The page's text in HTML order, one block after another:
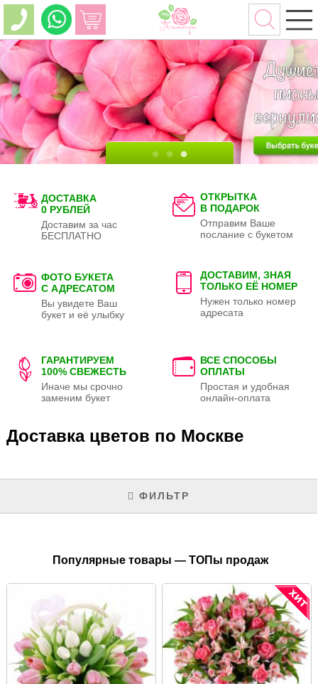
ДОСТАВКА
0 РУБЛЕЙ
Доставим за час
БЕСПЛАТНО
ОТКРЫТКА
В ПОДАРОК
Отправим Ваше
послание с букетом
ФОТО БУКЕТА
С АДРЕСАТОМ
Вы увидете Ваш
букет и её улыбку
ДОСТАВИМ, ЗНАЯ
ТОЛЬКО ЕЁ НОМЕР
Нужен только номер
адресата
ГАРАНТИРУЕМ
100% СВЕЖЕСТЬ
Иначе мы срочно
заменим букет
ВСЕ СПОСОБЫ
ОПЛАТЫ
Простая и удобная
онлайн-оплата
Доставка цветов по Москве
ФИЛЬТР
Популярные товары — ТОПы продаж